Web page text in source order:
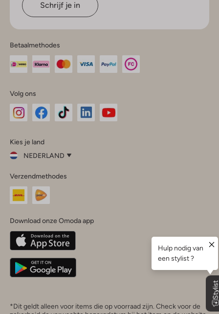
Schrijf je in
Betaalmethodes
Volg ons
InstagramFacebook
Kies je land
NEDERLAND
je
land
Nederland
Belgique(Français)
Deutschland
Verzendmethodes
Download onze Omoda app
*Dit geldt alleen voor items die op voorraad zijn. Check voor de